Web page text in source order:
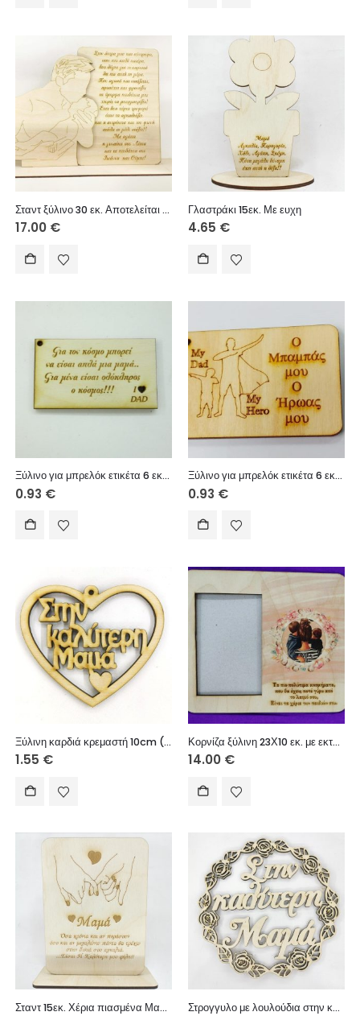
Σταντ ξύλινο 30 εκ. Αποτελείται από 2 τεμάχια (για Μπαμπά)
17.00 €
Γλαστράκι 15εκ. Με ευχη
4.65 €
Ξύλινο για μπρελόκ ετικέτα 6 εκ. 054
0.93 €
Ξύλινο για μπρελόκ ετικέτα 6 εκ. 04502
0.93 €
Ξύλινη καρδιά κρεμαστή 10cm (Στην καλύτερη Μαμά)
1.55 €
Κορνίζα ξύλινη 23Χ10 εκ. με εκτύπωση
14.00 €
Σταντ 15εκ. Χέρια πιασμένα Μαμά Στρογγυλο με λουλούδια στην καλύτερη Μαμά 20εκ.